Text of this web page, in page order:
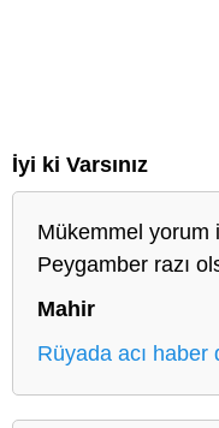
İyi ki Varsınız
Mükemmel yorum
Peygamber razı
Mahir
Rüyada acı haber